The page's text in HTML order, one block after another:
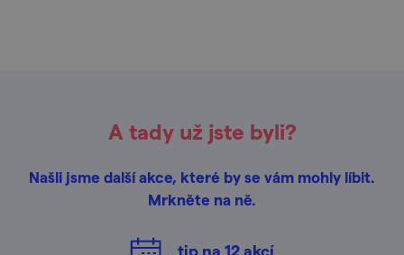
A tady už jste byli?
Našli jsme další akce, které by se vám mohly líbit.
Mrkněte na ně.
tip na 12akcí